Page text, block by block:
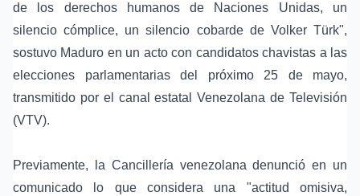
de los derechos humanos de Naciones Unidas, un
silencio cómplice, un silencio cobarde de Volker Türk",
sostuvo Maduro en un acto con candidatos chavistas a las
elecciones parlamentarias del próximo 25 de mayo,
transmitido por el canal estatal Venezolana de Televisión
(VTV).
Previamente, la Cancillería venezolana denunció en un
comunicado lo que considera una "actitud omisiva,